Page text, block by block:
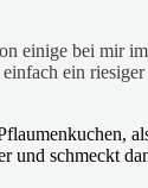
einige bei mir
ein